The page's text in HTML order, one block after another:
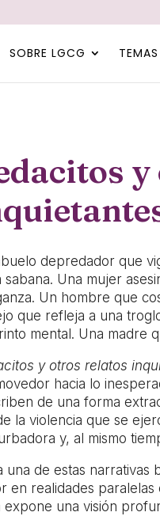
SOBRE LGCG TEMAS
depredador que
sabana. Una mujer
Un hombre que
que refleja a una
mental. Una madre
y otros relatos
hacia lo
de una forma
la violencia que se
y, al mismo
una de estas narrativas
en realidades
expone una visión